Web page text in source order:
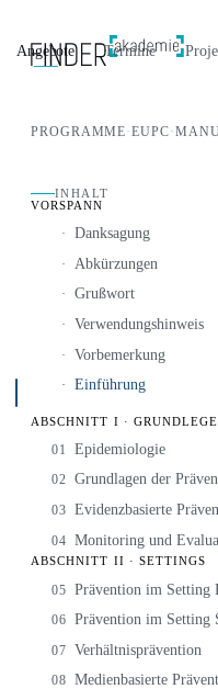
Angebote Termine
PROGRAMME·EUPC·
INHALT
VORSPANN
· Danksagung
· Abkürzungen
· Grußwort
· Verwendungshinweis
· Vorbemerkung
· Einführung
ABSCHNITT I ·
01 Epidemiologie
02 Grundlagen der
03 Evidenzbasierte
04 Monitoring und
ABSCHNITT II · SETTINGS
05 Prävention im Setting
06 Prävention im Setting
07 Verhältnisprävention
08 Medienbasierte